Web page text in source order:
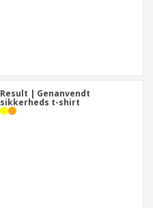
Result | Genanvendt
sikkerheds t-shirt